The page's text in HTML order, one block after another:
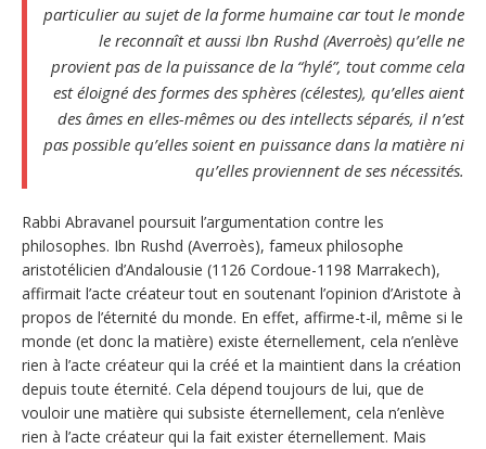
particulier au sujet de la forme humaine car tout le monde
le reconnaît et aussi Ibn Rushd (Averroès) qu’elle ne
provient pas de la puissance de la “hylé”, tout comme cela
est éloigné des formes des sphères (célestes), qu’elles aient
des âmes en elles-mêmes ou des intellects séparés, il n’est
pas possible qu’elles soient en puissance dans la matière ni
qu’elles proviennent de ses nécessités.
Rabbi Abravanel poursuit l’argumentation contre les
philosophes. Ibn Rushd (Averroès), fameux philosophe
aristotélicien d’Andalousie (1126 Cordoue-1198 Marrakech),
affirmait l’acte créateur tout en soutenant l’opinion d’Aristote à
propos de l’éternité du monde. En effet, affirme-t-il, même si le
monde (et donc la matière) existe éternellement, cela n’enlève
rien à l’acte créateur qui la créé et la maintient dans la création
depuis toute éternité. Cela dépend toujours de lui, que de
vouloir une matière qui subsiste éternellement, cela n’enlève
rien à l’acte créateur qui la fait exister éternellement. Mais